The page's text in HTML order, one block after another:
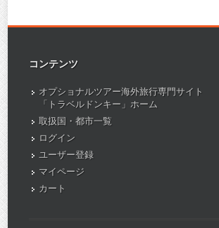
コンテンツ
オプショナルツアー海外旅行専門サイト
「トラベルドンキー」ホーム
取扱国・都市一覧
ログイン
ユーザー登録
マイページ
カート